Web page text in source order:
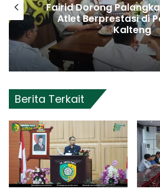
Fairid Dorong
Atlet Berprestasi di
Kalteng
Berita Terkait